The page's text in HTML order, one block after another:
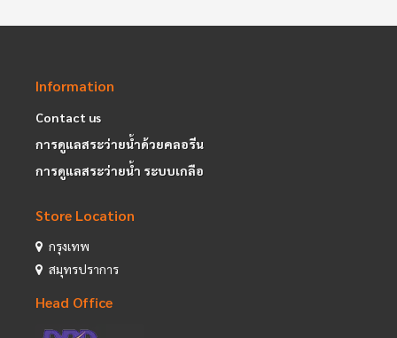
Information
Contact us
การดูแลสระว่ายน้ำด้วยคลอรีน
การดูแลสระว่ายน้ำ ระบบเกลือ
Store Location
กรุงเทพ
สมุทรปราการ
Head Office